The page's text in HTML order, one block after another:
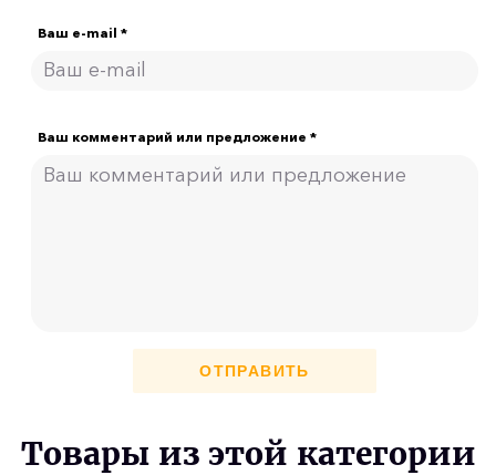
Ваш e-mail *
Ваш комментарий или предложение *
ОТПРАВИТЬ
Товары из этой категории